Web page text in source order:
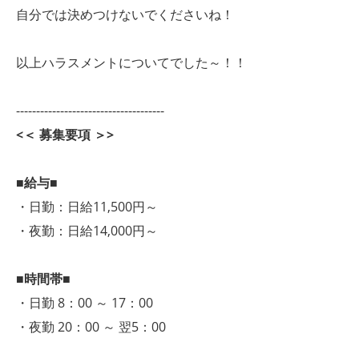
自分では決めつけないでくださいね！
以上ハラスメントについてでした～！！
-------------------------------------
<＜ 募集要項 ＞>
■給与■
・日勤：日給11,500円～
・夜勤：日給14,000円～
■時間帯■
・日勤 8：00 ～ 17：00
・夜勤 20：00 ～ 翌5：00